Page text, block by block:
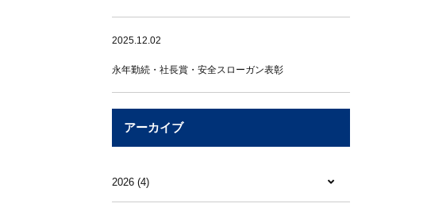
2025.12.02
永年勤続・社長賞・安全スローガン表彰
アーカイブ
2026 (4)